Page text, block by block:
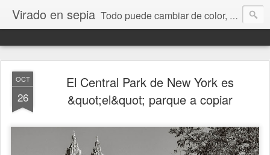
Virado en sepia Todo puede cambiar de color, depende de nosotros y de nuestra capacidad para aprender a mirar. Hablamos de sociedad, economía, empresa, política, RRHH, formación. De Historia reciente, de educación y de temas sociales.
OCT
26
El Central Park de New York es
&quot;el&quot; parque a copiar